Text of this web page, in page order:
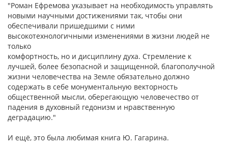
"Роман Ефремова указывает на необходимость управлять
новыми научными достижениями так, чтобы они
обеспечивали пришедшими с ними
высокотехнологичными изменениями в жизни людей не
только
комфортность, но и дисциплину духа. Стремление к
лучшей, более безопасной и защищенной, благополучной
жизни человечества на Земле обязательно должно
содержать в себе монументальную векторность
общественной мысли, оберегающую человечество от
падения в духовный гедонизм и нравственную
деградацию."
И ещё, это была любимая книга Ю. Гагарина.